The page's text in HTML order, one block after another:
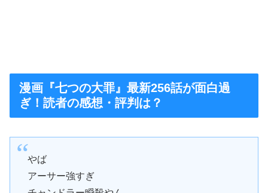
漫画『七つの大罪』最新256話が面白過
ぎ！読者の感想・評判は？
やば
アーサー強すぎ